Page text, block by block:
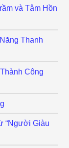
và Tâm Hồn
Thanh
Công
“Người Giàu